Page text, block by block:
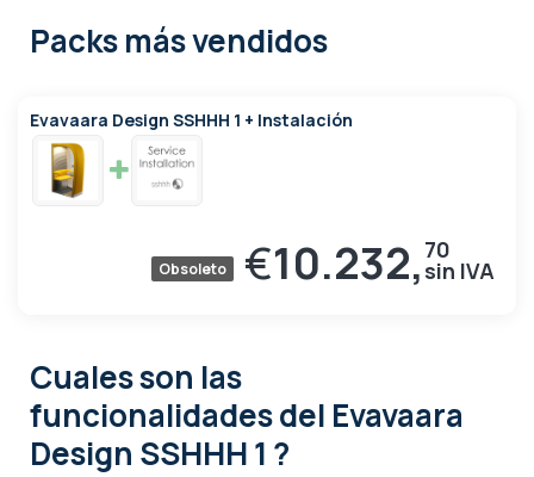
Packs más vendidos
Evavaara Design SSHHH 1 + Instalación
Obsoleto €10.232, 70
Cuales son las
funcionalidadesdel Evavaara
Design SSHHH 1 ?